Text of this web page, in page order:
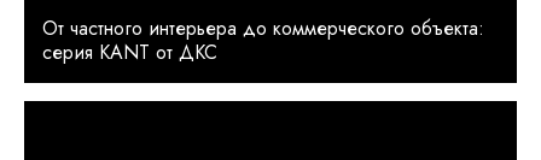
От частного интерьера до коммерческого объекта:
серия KANT от ДКС